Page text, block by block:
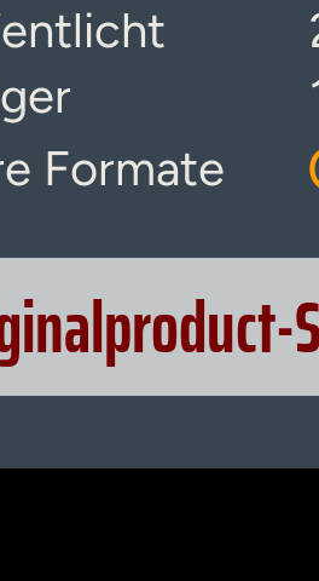
Formate